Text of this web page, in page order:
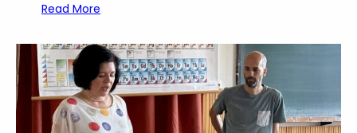
Read More
l
a
s
z
c